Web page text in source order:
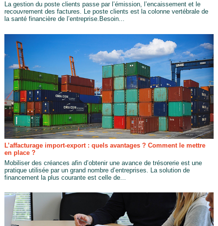
La gestion du poste clients passe par l’émission, l’encaissement et le
recouvrement des factures. Le poste clients est la colonne vertébrale de
la santé financière de l’entreprise.Besoin...
L’affacturage import-export : quels avantages ? Comment le mettre
en place ?
Mobiliser des créances afin d’obtenir une avance de trésorerie est une
pratique utilisée par un grand nombre d’entreprises. La solution de
financement la plus courante est celle de...